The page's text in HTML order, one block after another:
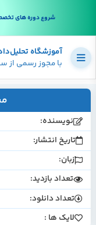
شروع دوره های تخصصی, پایتون |
آموزشگاه تحلیل‌داده
با مجوز رسمی از سازمان
انتشار:
بازدید:
دانلود:
ها :